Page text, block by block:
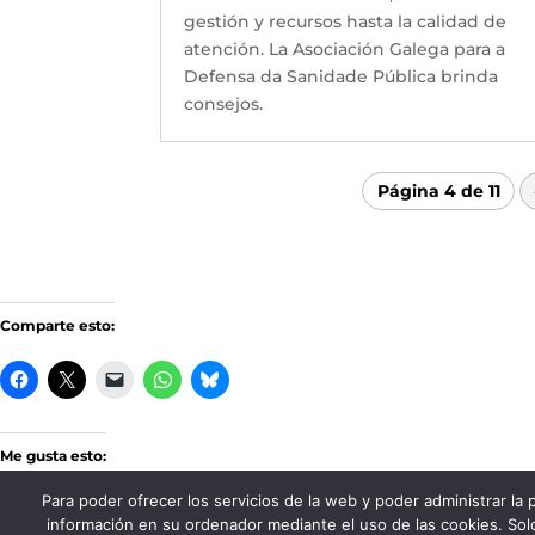
gestión y recursos hasta la calidad de
atención. La Asociación Galega para a
Defensa da Sanidade Pública brinda
consejos.
Página 4 de 11
Comparte esto:
Me gusta esto:
Para poder ofrecer los servicios de la web y poder administrar
información en su ordenador mediante el uso de las cookies.